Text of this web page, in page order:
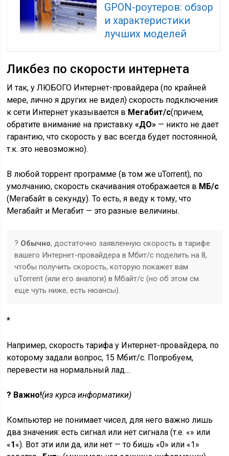
GPON-роутеров: обзор
и характеристики
лучших моделей
Ликбез по скорости интернета
И так, у ЛЮБОГО Интернет-провайдера (по крайней
мере, лично я других не видел) скорость подключения
к сети Интернет указывается в Мегабит/с(причем,
обратите внимание на приставку«ДО» — никто не дает
гарантию, что скорость у вас всегда будет постоянной,
т.к. это невозможно).
В любой торрент программе (в том же uTorrent), по
умолчанию, скорость скачивания отображается в МБ/с
(Мегабайт в секунду). То есть, я веду к тому, что
Мегабайт и Мегабит — это разные величины.
? Обычно, достаточно заявленную скорость в тарифе
вашего Интернет-провайдера в Мбит/с поделить на 8,
чтобы получить скорость, которую покажет вам
uTorrent (или его аналоги) в Мбайт/с (но об этом см.
еще чуть ниже, есть нюансы).
*
Например, скорость тарифа у Интернет-провайдера, по
которому задали вопрос, 15 Мбит/с. Попробуем,
перевести на нормальный лад…
? Важно!(из курса информатики)
Компьютер не понимает чисел, для него важно лишь
два значения: есть сигнал или нет сигнала (т.е. «» или
«1«). Вот эти или да, или нет — то бишь «0» или «1»